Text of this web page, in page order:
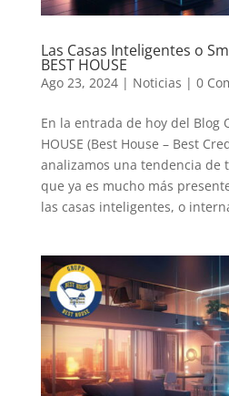
Las Casas Inteligentes o
BEST HOUSE
Ago 23, 2024| Noticias | 0
En la entrada de hoy del Blog
HOUSE (Best House – Best
analizamos una tendencia de
que ya es mucho más
las casas inteligentes, o